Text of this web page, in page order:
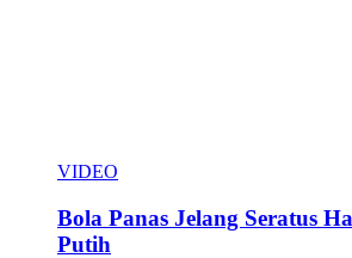
VIDEO
Bola Panas Jelang Seratus
Putih